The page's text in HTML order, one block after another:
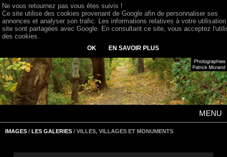
MENU
IMAGES / LES GALERIES / VILLES, VILLAGES ET MONUMENTS
Ne vous retournez pas vous êtes suivis !
Ce site utilise des cookies provenant de Google afin de personnaliser ses
annonces et analyser son trafic. Les informations relatives à votre
site sont partagées avec Google. En consultant ce site, vous acceptez
des cookies.
OK EN SAVOIR PLUS